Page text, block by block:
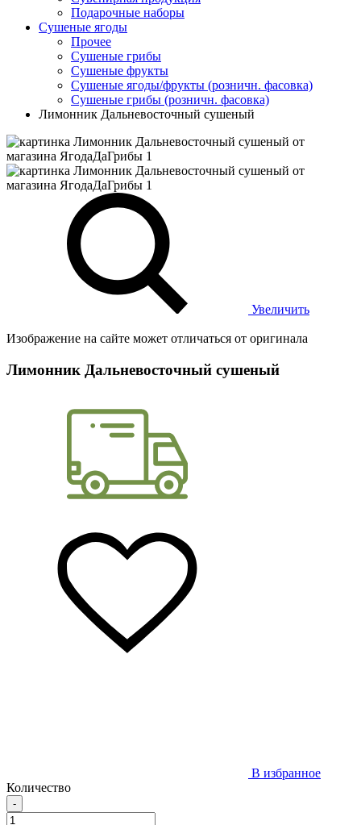
Подарочные наборы
Сушеные ягоды
Прочее
Сушеные грибы
Сушеные фрукты
Сушеные ягоды/фрукты (розничн. фасовка)
Сушеные грибы (розничн. фасовка)
Лимонник Дальневосточный сушеный
Увеличить
Изображение на сайте может отличаться от оригинала
Лимонник Дальневосточный сушеный
В избранное
Количество
-